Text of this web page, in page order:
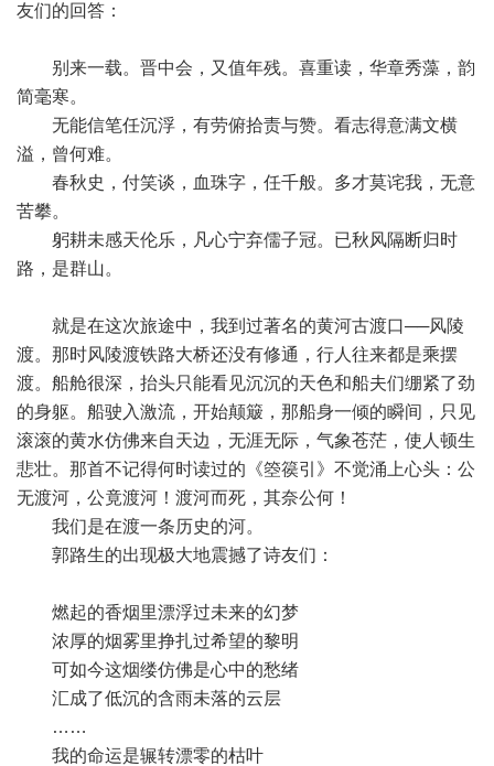
友们的回答：
别来一载。晋中会，又值年残。喜重读，华章秀藻，韵
简毫寒。
无能信笔任沉浮，有劳俯拾责与赞。看志得意满文横
溢，曾何难。
春秋史，付笑谈，血珠字，任千般。多才莫诧我，无意
苦攀。
躬耕未感天伦乐，凡心宁弃儒子冠。已秋风隔断归时
路，是群山。
就是在这次旅途中，我到过著名的黄河古渡口──风陵
渡。那时风陵渡铁路大桥还没有修通，行人往来都是乘摆
渡。船舱很深，抬头只能看见沉沉的天色和船夫们绷紧了劲
的身躯。船驶入激流，开始颠簸，那船身一倾的瞬间，只见
滚滚的黄水仿佛来自天边，无涯无际，气象苍茫，使人顿生
悲壮。那首不记得何时读过的《箜篌引》不觉涌上心头：公
无渡河，公竟渡河！渡河而死，其奈公何！
我们是在渡一条历史的河。
郭路生的出现极大地震撼了诗友们：
燃起的香烟里漂浮过未来的幻梦
浓厚的烟雾里挣扎过希望的黎明
可如今这烟缕仿佛是心中的愁绪
汇成了低沉的含雨未落的云层
……
我的命运是辗转漂零的枯叶